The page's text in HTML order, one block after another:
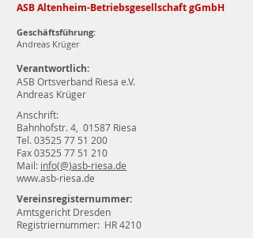
ASB Altenheim-Betriebsgesellschaft gGmbH
Geschäftsführung:
Andreas Krüger
Verantwortlich:
ASB Ortsverband Riesa e.V.
Andreas Krüger
Anschrift:
Bahnhofstr. 4, 01587 Riesa
Tel. 03525 77 51 200
Fax 03525 77 51 210
Mail: info(@)asb-riesa.de
www.asb-riesa.de
Vereinsregisternummer:
Amtsgericht Dresden
Registriernummer: HR 4210